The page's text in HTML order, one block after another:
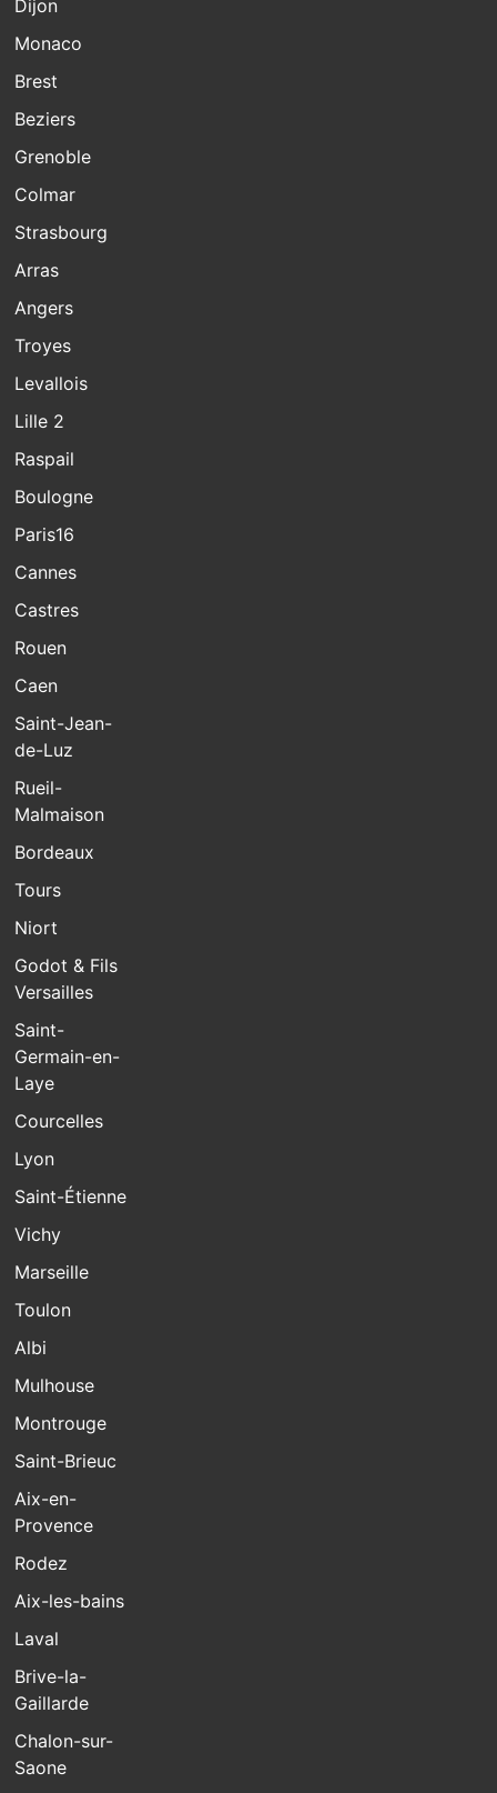
Dijon
Monaco
Brest
Beziers
Grenoble
Colmar
Strasbourg
Arras
Angers
Troyes
Levallois
Lille 2
Raspail
Boulogne
Paris16
Cannes
Castres
Rouen
Caen
Saint-Jean-
de-Luz
Rueil-
Malmaison
Bordeaux
Tours
Niort
Godot & Fils
Versailles
Saint-
Germain-en-
Laye
Courcelles
Lyon
Saint-Étienne
Vichy
Marseille
Toulon
Albi
Mulhouse
Montrouge
Saint-Brieuc
Aix-en-
Provence
Rodez
Aix-les-bains
Laval
Brive-la-
Gaillarde
Chalon-sur-
Saone